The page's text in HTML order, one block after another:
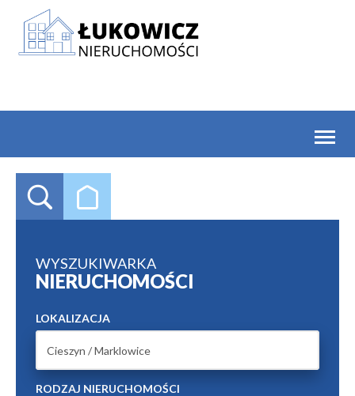
WYSZUKIWARKA
NIERUCHOMOŚCI
LOKALIZACJA
RODZAJ NIERUCHOMOŚCI